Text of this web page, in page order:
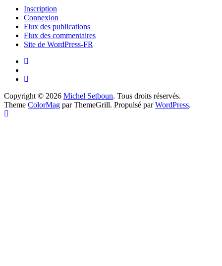
Inscription
Connexion
Flux des publications
Flux des commentaires
Site de WordPress-FR
Copyright © 2026 Michel Setboun. Tous droits réservés.
Theme ColorMag par ThemeGrill. Propulsé parWordPress.